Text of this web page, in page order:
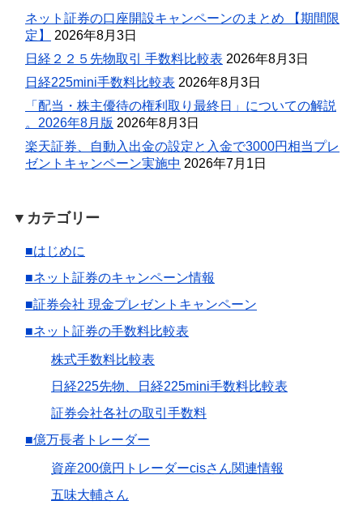
ネット証券の口座開設キャンペーンのまとめ 【期間限
定】
2026年8月3日
日経２２５先物取引 手数料比較表 2026年8月3日
日経225mini手数料比較表 2026年8月3日
「配当・株主優待の権利取り最終日」についての解説
。2026年8月版 2026年8月3日
楽天証券、自動入出金の設定と入金で3000円相当プレ
ゼントキャンペーン実施中 2026年7月1日
▼カテゴリー
■はじめに
■ネット証券のキャンペーン情報
■証券会社 現金プレゼントキャンペーン
■ネット証券の手数料比較表
株式手数料比較表
日経225先物、日経225mini手数料比較表
証券会社各社の取引手数料
■億万長者トレーダー
資産200億円トレーダーcisさん関連情報
五味大輔さん